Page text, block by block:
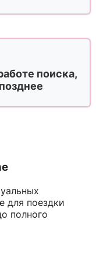
поиска,
для поездки
полного